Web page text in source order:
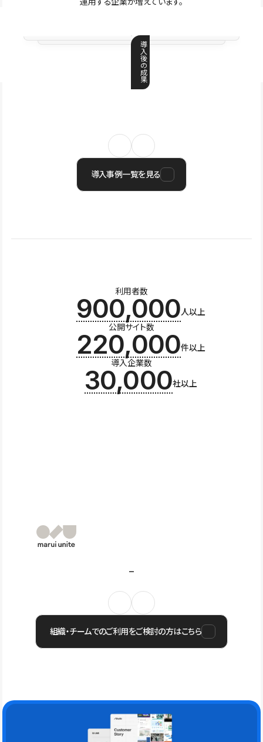
導
入
後
の
成
果
導入事例一覧を見る
利用者数
900,000人以上
公開サイト数
220,000件以上
導入企業数
30,000社以上
組織・チームでのご利用をご検討の方はこちら